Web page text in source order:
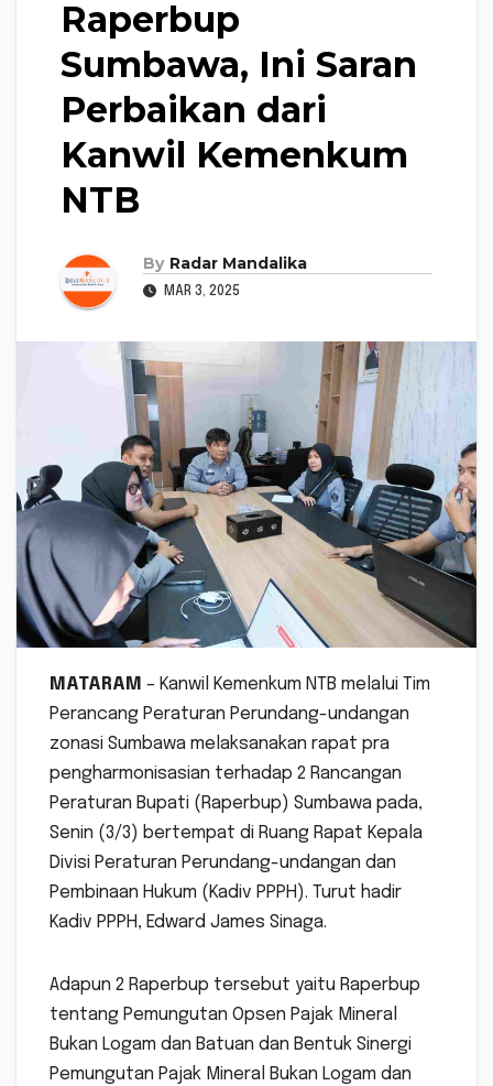
Raperbup
Sumbawa, Ini Saran
Perbaikan dari
Kanwil Kemenkum
NTB
By Radar Mandalika
MAR 3, 2025
MATARAM – Kanwil Kemenkum NTB melalui Tim
Perancang Peraturan Perundang-undangan
zonasi Sumbawa melaksanakan rapat pra
pengharmonisasian terhadap 2 Rancangan
Peraturan Bupati (Raperbup) Sumbawa pada,
Senin (3/3) bertempat di Ruang Rapat Kepala
Divisi Peraturan Perundang-undangan dan
Pembinaan Hukum (Kadiv PPPH). Turut hadir
Kadiv PPPH, Edward James Sinaga.
Adapun 2 Raperbup tersebut yaitu Raperbup
tentang Pemungutan Opsen Pajak Mineral
Bukan Logam dan Batuan dan Bentuk Sinergi
Pemungutan Pajak Mineral Bukan Logam dan